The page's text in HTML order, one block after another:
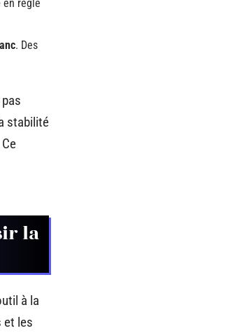
en règle
. Des
stabilité
la
à la
et les